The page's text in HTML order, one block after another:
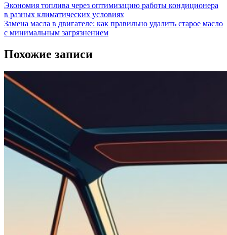
Экономия топлива через оптимизацию работы кондиционера
в разных климатических условиях
Замена масла в двигателе: как правильно удалить старое масло
с минимальным загрязнением
Похожие записи